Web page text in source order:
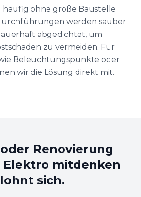
häufig ohne große Baustelle
werden sauber
abgedichtet, um
zu vermeiden. Für
Beleuchtungspunkte oder
wir die Lösung direkt mit.
Renovierung
Elektro mitdenken
lohnt sich.